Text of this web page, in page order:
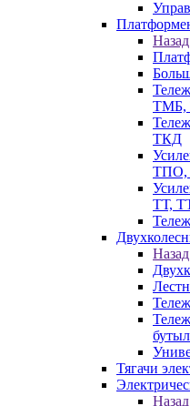
Назад
ТМБ,
ТКД
ТПО,
ТТ,
Назад
Тягачи
Назад